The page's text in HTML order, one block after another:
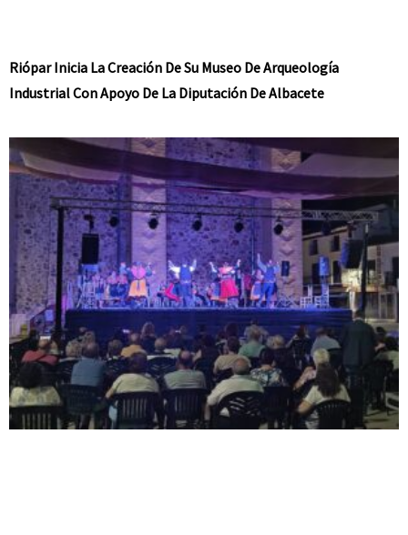
Riópar Inicia La Creación De Su Museo De Arqueología
Industrial Con Apoyo De La Diputación De Albacete